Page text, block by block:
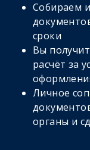
Собираем
сроки
Вы
расчёт за
Личное
органы и